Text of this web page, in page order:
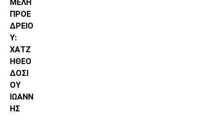
ΜΕΛΗ
ΠΡΟΕ
ΔΡΕΙΟ
Υ:
ΧΑΤΖ
ΗΘΕΟ
ΔΟΣΙ
ΟΥ
ΙΩΑΝΝ
ΗΣ